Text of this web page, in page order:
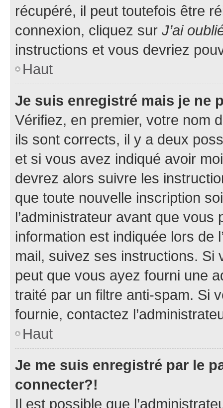
récupéré, il peut toutefois être
connexion, cliquez sur J’ai
instructions et vous devriez
Haut
Je suis enregistré mais je ne
Vérifiez, en premier, votre nom
ils sont corrects, il y a deux
et si vous avez indiqué avoir
devrez alors suivre les
que toute nouvelle inscription
l’administrateur avant que
information est indiquée lors de
mail, suivez ses instructions. Si
peut que vous ayez fourni une
traité par un filtre anti-spam. Si
fournie, contactez
Haut
Je me suis enregistré par le
connecter?!
Il est possible que